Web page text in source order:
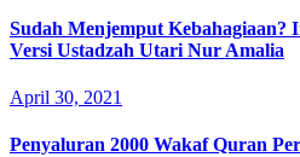
Sudah Menjemput Kebahagiaan?
Versi Ustadzah Utari Nur Amalia
April 30, 2021
Penyaluran 2000 Wakaf Quran